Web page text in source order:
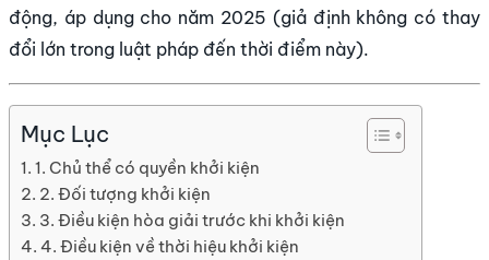
động, áp dụng cho năm 2025 (giả định không có thay
đổi lớn trong luật pháp đến thời điểm này).
Mục Lục
1. Chủ thể có quyền khởi kiện
2. Đối tượng khởi kiện
3. Điều kiện hòa giải trước khi khởi kiện
4. Điều kiện về thời hiệu khởi kiện